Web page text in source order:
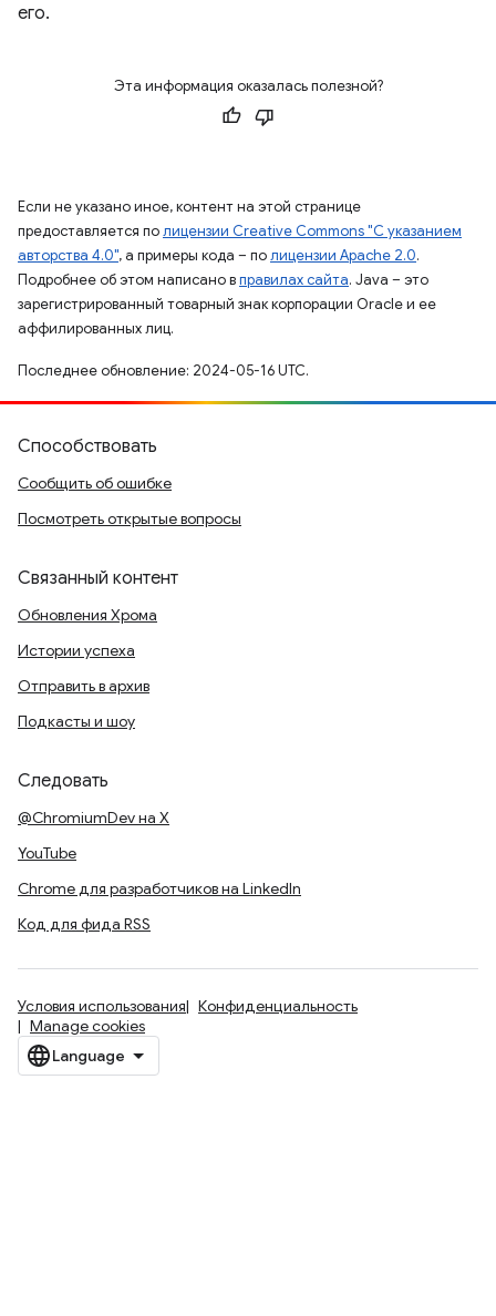
его.
Эта информация оказалась полезной?
Если не указано иное, контент на этой странице
предоставляется полицензии Creative Commons "С указанием
авторства 4.0", а примеры кода – полицензии Apache 2.0.
Подробнее об этом написано вправилах сайта. Java – это
зарегистрированный товарный знак корпорации Oracle и ее
аффилированных лиц.
Последнее обновление: 2024-05-16 UTC.
Способствовать
Сообщить об ошибке
Посмотреть открытые вопросы
Связанный контент
Обновления Хрома
Истории успеха
Отправить в архив
Подкасты и шоу
Следовать
@ChromiumDev на X
YouTube
Chrome для разработчиков на LinkedIn
Код для фида RSS
Условия использования
Конфиденциальность
Manage cookies